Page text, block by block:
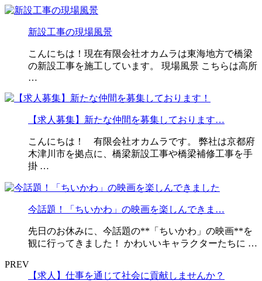
新設工事の現場風景
こんにちは！現在有限会社オカムラは東海地方で橋梁
の新設工事を施工しています。 現場風景 こちらは高所
…
【求人募集】新たな仲間を募集しております…
こんにちは！ 有限会社オカムラです。 弊社は京都府
木津川市を拠点に、橋梁新設工事や橋梁補修工事を手
掛 …
今話題！「ちいかわ」の映画を楽しんできま…
先日のお休みに、今話題の**「ちいかわ」の映画**を
観に行ってきました！ かわいいキャラクターたちに …
PREV
【求人】仕事を通じて社会に貢献しませんか？